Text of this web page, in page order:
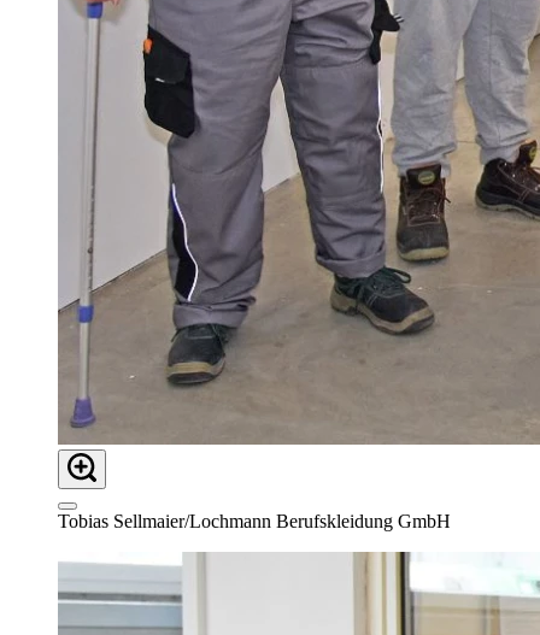
Tobias Sellmaier/Lochmann Berufskleidung GmbH